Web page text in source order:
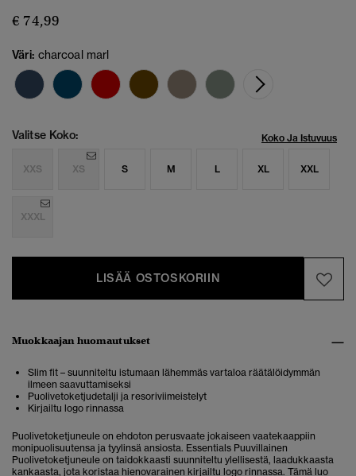
€ 74,99
Väri: charcoal marl
Valitse Koko: Koko Ja Istuvuus
XXS XS S M L XL XXL
XXXL
LISÄÄ OSTOSKORIIN
Muokkaajan huomautukset
Slim fit – suunniteltu istumaan lähemmäs vartaloa räätälöidymmän
ilmeen saavuttamiseksi
Puolivetoketjudetalji ja resoriviimeistelyt
Kirjailtu logo rinnassa
Puolivetoketjuneule on ehdoton perusvaate jokaiseen vaatekaappiin
monipuolisuutensa ja tyylinsä ansiosta. Essentials Puuvillainen
Puolivetoketjuneule on taidokkaasti suunniteltu ylellisestä, laadukkaasta
kankaasta, jota koristaa hienovarainen kirjailtu logo rinnassa. Tämä luo